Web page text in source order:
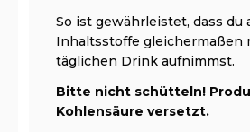
So ist gewährleistet, dass du
Inhaltsstoffe gleichermaßen
täglichen Drink aufnimmst.
Bitte nicht schütteln!
Kohlensäure versetzt.